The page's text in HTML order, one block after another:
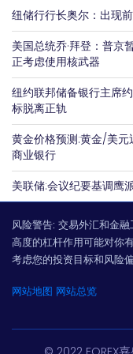
纽储行行长奥尔：出现
美国总统乔·拜登：普京
正考虑使用核武器
纽约联邦储备银行主席
标脱离正轨
黄金价格预测:黄金/美
商业银行
美联储:会议纪要基调鹰
风险警告: 交易外汇和金融
高度的杠杆作用可能对你
考虑您的投资目标和风险
网站地图 网站总览